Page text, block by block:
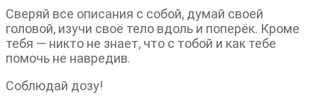
Сверяй все описания с собой, думай своей
головой, изучи своё тело вдоль и поперёк. Кроме
тебя — никто не знает, что с тобой и как тебе
помочь не навредив.
Соблюдай дозу!